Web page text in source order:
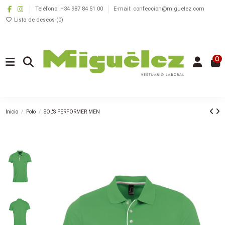
Teléfono: +34 987 84 51 00
E-mail: confeccion@miguelez.com
Lista de deseos (0)
0
Inicio Polo SOL'S PERFORMER MEN